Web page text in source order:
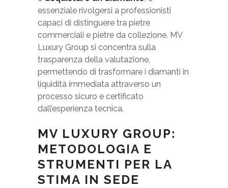
essenziale rivolgersi a professionisti
capaci di distinguere tra pietre
commerciali e pietre da collezione. MV
Luxury Group si concentra sulla
trasparenza della valutazione,
permettendo di trasformare i diamanti in
liquidità immediata attraverso un
processo sicuro e certificato
dall’esperienza tecnica.
MV LUXURY GROUP:
METODOLOGIA E
STRUMENTI PER LA
STIMA IN SEDE